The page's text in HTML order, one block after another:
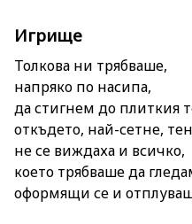
Игрище
Толкова ни трябваше,
напряко по насипа,
да стигнем до плиткия
откъдето, най-сетне,
не се виждаха и всичко,
което трябваше да
оформящи се и